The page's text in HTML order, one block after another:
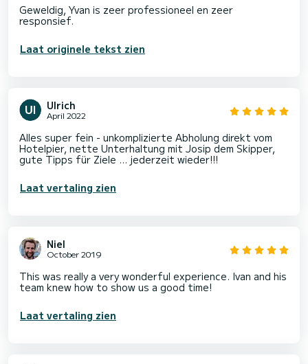
Geweldig, Yvan is zeer professioneel en zeer
Laat originele tekst zien
Ulrich
April 2022
Alles super fein - unkomplizierte Abholung direkt vom
Hotelpier, nette Unterhaltung mit Josip dem Skipper,
gute Tipps für Ziele ... jederzeit wieder!!!
Laat vertaling zien
Niel
October 2019
This was really a very wonderful experience. Ivan and his
team knew how to show us a good time!
Laat vertaling zien